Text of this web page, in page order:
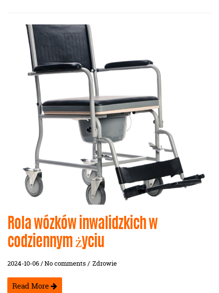
Rola wózków inwalidzkich w
codziennym życiu
2024-10-06 / No comments / Zdrowie
Read More